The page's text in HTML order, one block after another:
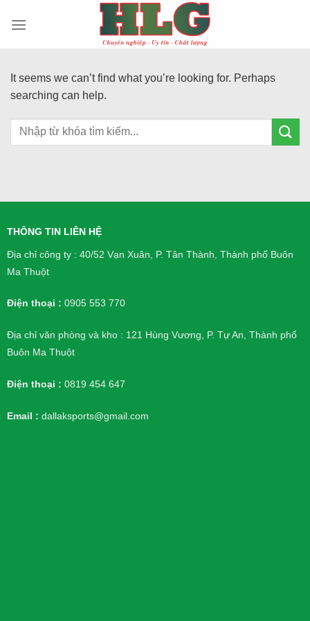
It seems we can’t find what you’re looking for. Perhaps
searching can help.
THÔNG TIN LIÊN HỆ
Địa chỉ công ty : 40/52 Vạn Xuân, P. Tân Thành, Thành phố Buôn
Ma Thuột
Điện thoại : 0905 553 770
Địa chỉ văn phòng và kho : 121 Hùng Vương, P. Tự An, Thành phố
Buôn Ma Thuột
Điện thoại : 0819 454 647
Email : dallaksports@gmail.com